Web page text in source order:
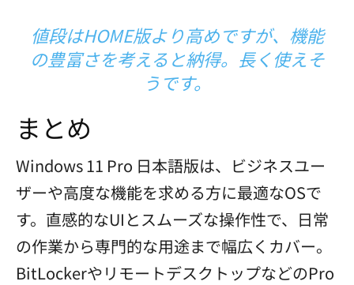
値段はHOME版より高めですが、機能
の豊富さを考えると納得。長く使えそ
うです。
まとめ
Windows 11 Pro 日本語版は、ビジネスユー
ザーや高度な機能を求める方に最適なOSで
す。直感的なUIとスムーズな操作性で、日常
の作業から専門的な用途まで幅広くカバー。
BitLockerやリモートデスクトップなどのPro